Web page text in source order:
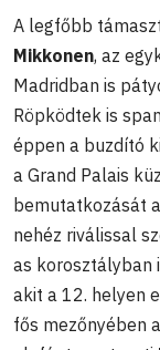
A legfőbb
Mikkonen, az
Madridban is
Röpködtek is
éppen a buzdító
a Grand Palais
bemutatkozását
nehéz riválissal
as korosztályban
akit a 12. helyen
fős mezőnyében